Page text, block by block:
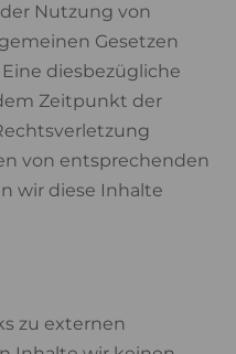
Nutzung von
Gesetzen
diesbezügliche
Zeitpunkt der
von entsprechenden
wir diese Inhalte
zu externen